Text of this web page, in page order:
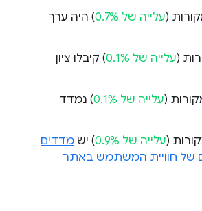
עלייה של 0.7%
) היה ערך
עלייה של 0.1%
) קיבלו ציון
עלייה של 0.1%
) נמדד
עלייה של 0.9% ) יש מדדים
של חוויית המשתמש באתר